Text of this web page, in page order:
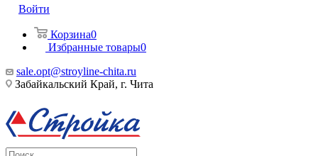
Войти
Корзина0
Избранные товары0
sale.opt@stroyline-chita.ru
Забайкальский Край, г. Чита